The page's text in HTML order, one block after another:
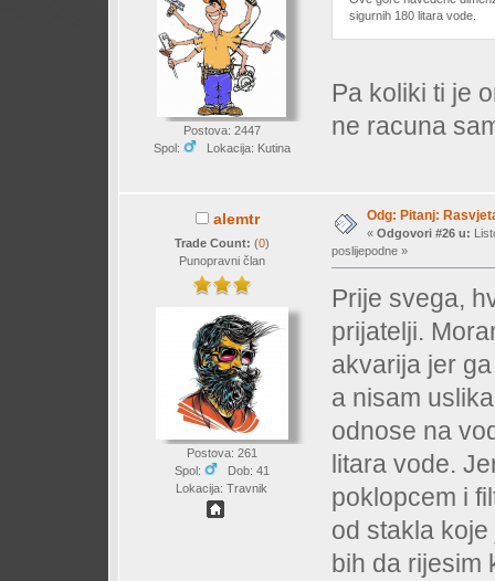
Postova: 2447
Spol:
Lokacija: Kutina
sigurnih 180 litara vode.
Pa koliki ti je
ne racuna
alemtr
Trade Count: (0)
Punopravni član
Postova: 261
Spol:
Dob: 41
Lokacija: Travnik
Odg: Pitanj:
« Odgovori #26 u:
poslijepodne »
Prije svega,
prijatelji.
akvarija jer
a nisam
odnose na
litara vode.
poklopcem i
od stakla
bih da rijesim